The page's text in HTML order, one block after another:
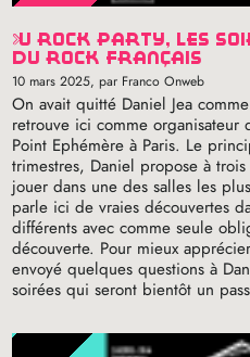
u rock party, les soirées découvertes
du rock français
10 mars 2025, par Franco Onweb
On avait quitté Daniel Jea
retrouve ici comme organisateur
Point Ephémère à Paris. Le
trimestres, Daniel propose à
jouer dans une des salles les
parle ici de vraies découvertes
différents avec comme seule
découverte. Pour mieux
envoyé quelques questions à
soirées qui seront bientôt un